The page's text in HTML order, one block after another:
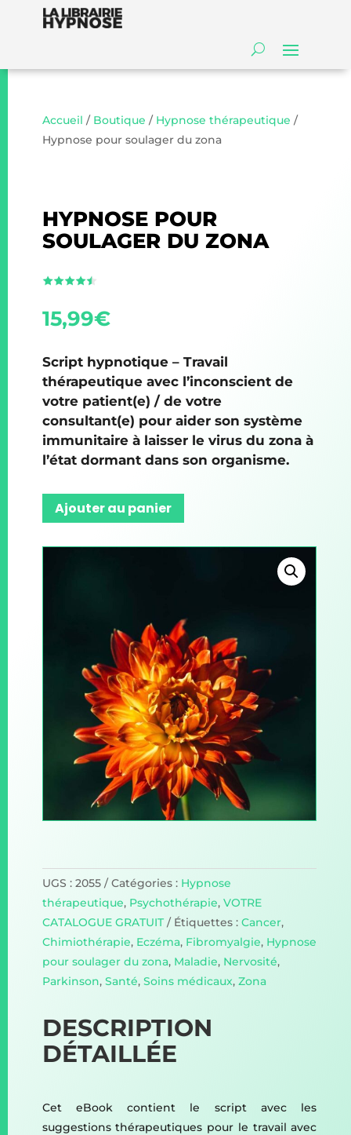
Accueil / Boutique / Hypnose thérapeutique /
Hypnose pour soulager du zona
HYPNOSE POUR
SOULAGER DU ZONA
15,99€
Script hypnotique – Travail
thérapeutique avec l’inconscient de
votre patient(e) / de votre
consultant(e) pour aider son système
immunitaire à laisser le virus du zona à
l’état dormant dans son organisme.
Ajouter au panier
UGS : 2055 Catégories : Hypnose
thérapeutique, Psychothérapie, VOTRE
CATALOGUE GRATUIT
Étiquettes : Cancer,
Chimiothérapie, Eczéma, Fibromyalgie, Hypnose
pour soulager du zona, Maladie, Nervosité,
Parkinson, Santé, Soins médicaux, Zona
DESCRIPTION
DÉTAILLÉE
Cet eBook contient le script avec les
suggestions thérapeutiques pour le travail avec